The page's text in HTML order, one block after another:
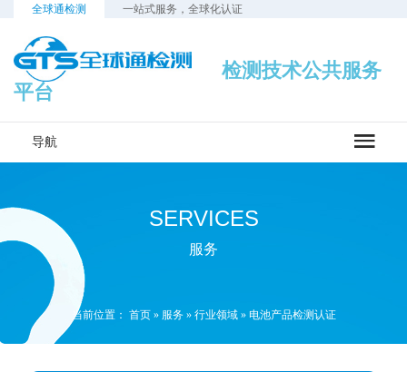
全球通检测 一站式服务，全球化认证
检测技术公共服务
平台
导航
SERVICES
服务
当前位置： 首页» 服务» 行业领域» 电池产品检测认证